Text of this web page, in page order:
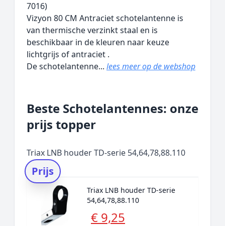
7016)
Vizyon 80 CM Antraciet schotelantenne is
van thermische verzinkt staal en is
beschikbaar in de kleuren naar keuze
lichtgrijs of antraciet .
De schotelantenne... lees meer op de webshop
Beste Schotelantennes: onze
prijs topper
Triax LNB houder TD-serie 54,64,78,88.110
Prijs
Triax LNB houder TD-serie
54,64,78,88.110
€ 9,25